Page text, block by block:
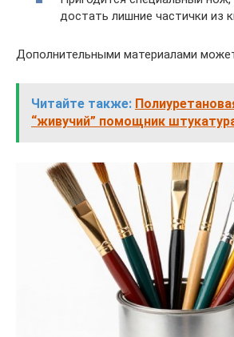
достать лишние частички из
Дополнительными материалами
Читайте также:
“живучий” помощник